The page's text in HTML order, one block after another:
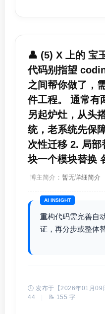
👤 (5) X 上的 宝
代码别指望
之间帮你做了，
件工程。 通常有
另起炉灶，从头
统，老系统先保
次性迁移 2. 局部
块一个模块替换
博主简介： 暂无详细简介
AI INSIGHT
重构代码需完善自
证，再分步或整体
🕒 发布于【2026年01月09
44
📝 155 字